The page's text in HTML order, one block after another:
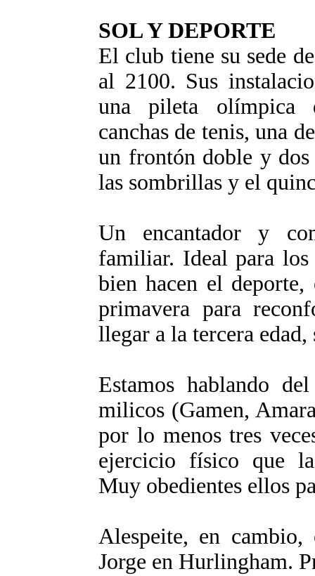
SOL Y DEPORTE
El club tiene su sede
al 2100. Sus
una pileta olímpica
canchas de tenis, una
un frontón doble y dos
las sombrillas y el
Un encantador y
familiar. Ideal para los
bien hacen el
primavera para
llegar a la tercera edad,
Estamos hablando
milicos (Gamen,
por lo menos tres
ejercicio físico que
Muy obedientes ellos
Alespeite, en
Jorge en Hurlingham.